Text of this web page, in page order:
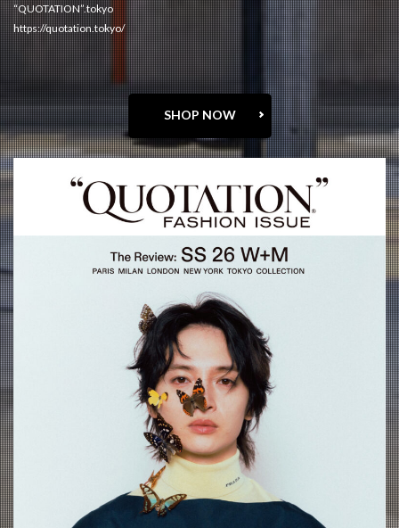
“QUOTATION”.tokyo
https://quotation.tokyo/
SHOP NOW